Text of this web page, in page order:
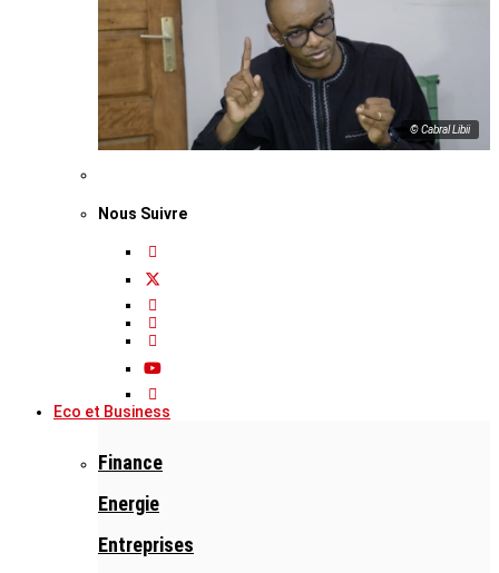
© Cabral Libii
Nous Suivre
Eco et Business
Finance
Energie
Entreprises